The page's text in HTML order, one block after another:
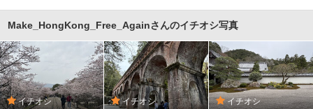
Make_HongKong_Free_Againさんのイチオシ写真
イチオシ イチオシ イチオシ